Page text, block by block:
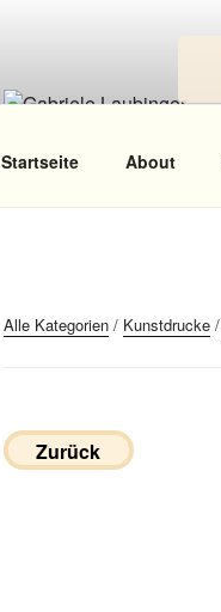
Startseite About
Alle Kategorien / Kunstdrucke /
Zurück